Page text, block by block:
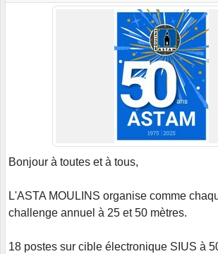
Bonjour à toutes et à tous,
L'ASTA MOULINS organise comme
challenge annuel à 25 et 50 mètres.
18 postes sur cible électronique SIUS à